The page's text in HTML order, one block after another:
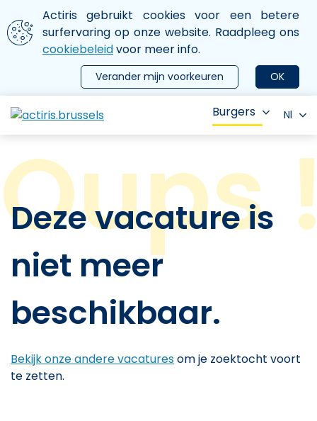
Aller au contenu principal
We gebruiken cookies
Actiris gebruikt cookies voor een betere
surfervaring op onze website. Raadpleeg ons
cookiebeleidvoor meer info.
OK
Verander mijn voorkeuren
le menu
Burgers Nl
Deze vacature is
niet meer
beschikbaar.
Bekijk onze andere vacaturesom je zoektocht voort
te zetten.